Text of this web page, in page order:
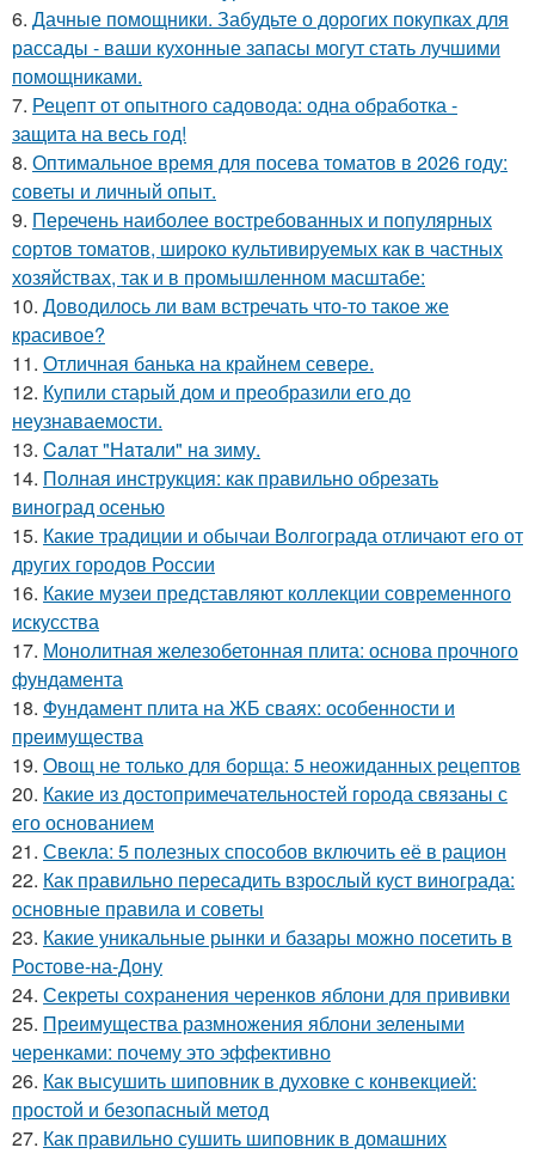
6. Дачные помощники. Забудьте о дорогих покупках для
рассады - ваши кухонные запасы могут стать лучшими
помощниками.
7. Рецепт от опытного садовода: одна обработка -
защита на весь год!
8. Оптимальное время для посева томатов в 2026 году:
советы и личный опыт.
9. Перечень наиболее востребованных и популярных
сортов томатов, широко культивируемых как в частных
хозяйствах, так и в промышленном масштабе:
10. Доводилось ли вам встречать что-то такое же
красивое?
11. Отличная банька на крайнем севере.
12. Купили старый дом и преобразили его до
неузнаваемости.
13. Caлaт "Нaтaли" нa зиму.
14. Полная инструкция: как правильно обрезать
виноград осенью
15. Какие традиции и обычаи Волгограда отличают его от
других городов России
16. Какие музеи представляют коллекции современного
искусства
17. Монолитная железобетонная плита: основа прочного
фундамента
18. Фундамент плита на ЖБ сваях: особенности и
преимущества
19. Овощ не только для борща: 5 неожиданных рецептов
20. Какие из достопримечательностей города связаны с
его основанием
21. Свекла: 5 полезных способов включить её в рацион
22. Как правильно пересадить взрослый куст винограда:
основные правила и советы
23. Какие уникальные рынки и базары можно посетить в
Ростове-на-Дону
24. Секреты сохранения черенков яблони для прививки
25. Преимущества размножения яблони зелеными
черенками: почему это эффективно
26. Как высушить шиповник в духовке с конвекцией:
простой и безопасный метод
27. Как правильно сушить шиповник в домашних